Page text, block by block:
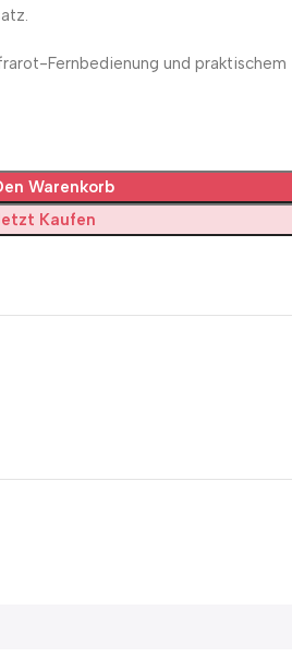
Fernbedienung und praktischem
Warenkorb
Kaufen